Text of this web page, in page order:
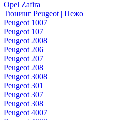
Opel Zafira
Тюнинг Peugeot | Пежо
Peugeot 1007
Peugeot 107
Peugeot 2008
Peugeot 206
Peugeot 207
Peugeot 208
Peugeot 3008
Peugeot 301
Peugeot 307
Peugeot 308
Peugeot 4007